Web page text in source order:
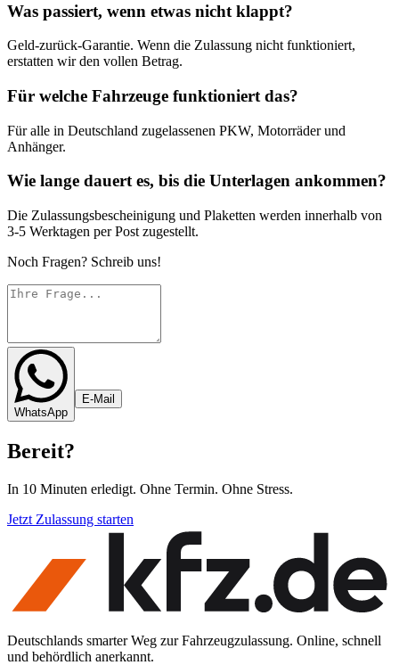
Was passiert, wenn etwas nicht klappt?
Geld-zurück-Garantie. Wenn die Zulassung nicht funktioniert,
erstatten wir den vollen Betrag.
Für welche Fahrzeuge funktioniert das?
Für alle in Deutschland zugelassenen PKW, Motorräder und
Anhänger.
Wie lange dauert es, bis die Unterlagen ankommen?
Die Zulassungsbescheinigung und Plaketten werden innerhalb von
3-5 Werktagen per Post zugestellt.
Noch Fragen? Schreib uns!
WhatsApp
E-Mail
Bereit?
In 10 Minuten erledigt. Ohne Termin. Ohne Stress.
Jetzt Zulassung starten
Deutschlands smarter Weg zur Fahrzeugzulassung. Online, schnell
und behördlich anerkannt.